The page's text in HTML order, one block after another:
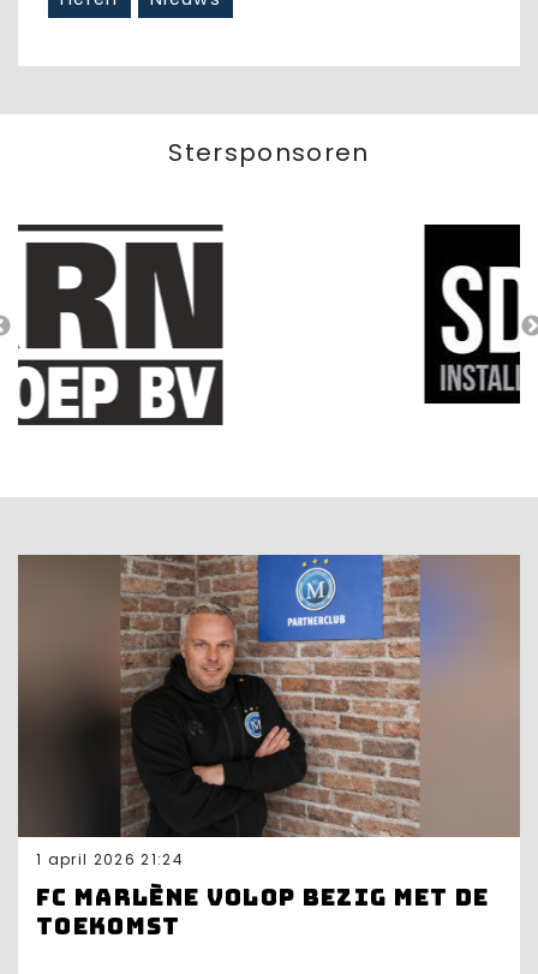
Stersponsoren
1 april 2026 21:24
FC Marlène volop bezig met de
toekomst